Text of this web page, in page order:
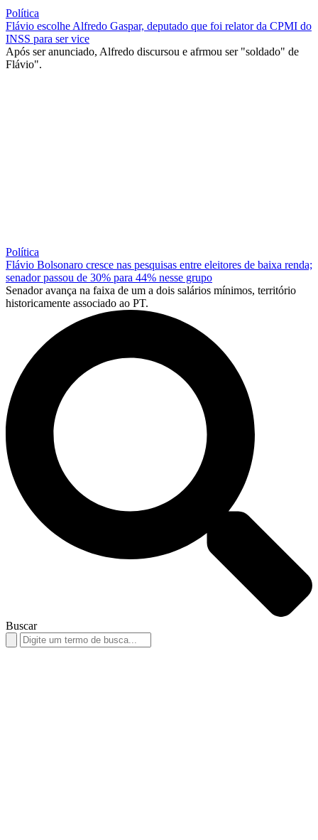
Política
Flávio escolhe Alfredo Gaspar, deputado que foi relator da CPMI do
INSS para ser vice
Após ser anunciado, Alfredo discursou e afrmou ser "soldado" de
Flávio".
Política
Flávio Bolsonaro cresce nas pesquisas entre eleitores de baixa renda;
senador passou de 30% para 44% nesse grupo
Senador avança na faixa de um a dois salários mínimos, território
historicamente associado ao PT.
Buscar
Search
for: